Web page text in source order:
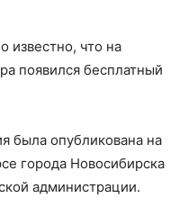
известно, что на
появился бесплатный
была опубликована на
города Новосибирска
администрации.